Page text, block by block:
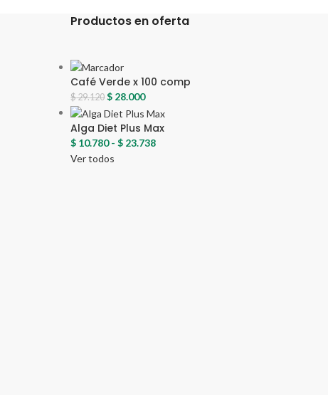
Productos en oferta
Café Verde x 100 comp
$29.120 $ 28.000
Alga Diet Plus Max
$ 10.780 - $ 23.738
Ver todos